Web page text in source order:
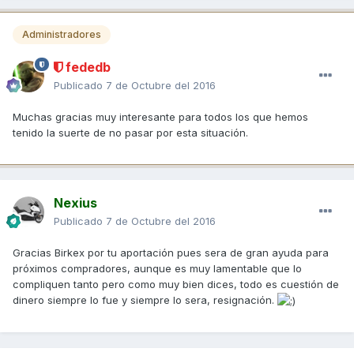
Administradores
fededb
Publicado 7 de Octubre del 2016
Muchas gracias muy interesante para todos los que hemos
tenido la suerte de no pasar por esta situación.
Nexius
Publicado 7 de Octubre del 2016
Gracias Birkex por tu aportación pues sera de gran ayuda para
próximos compradores, aunque es muy lamentable que lo
compliquen tanto pero como muy bien dices, todo es cuestión de
dinero siempre lo fue y siempre lo sera, resignación.